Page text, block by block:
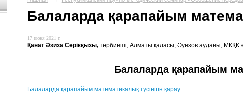
Балаларда қарапайым
17 июня 2021 г.
Қанат Әзиза Серікқызы, тәрбиеші, Алматы қаласы, Әуезов ауданы,
Балаларда қарапайым
Балаларда қарапайым математикалық түсінігін қарау.